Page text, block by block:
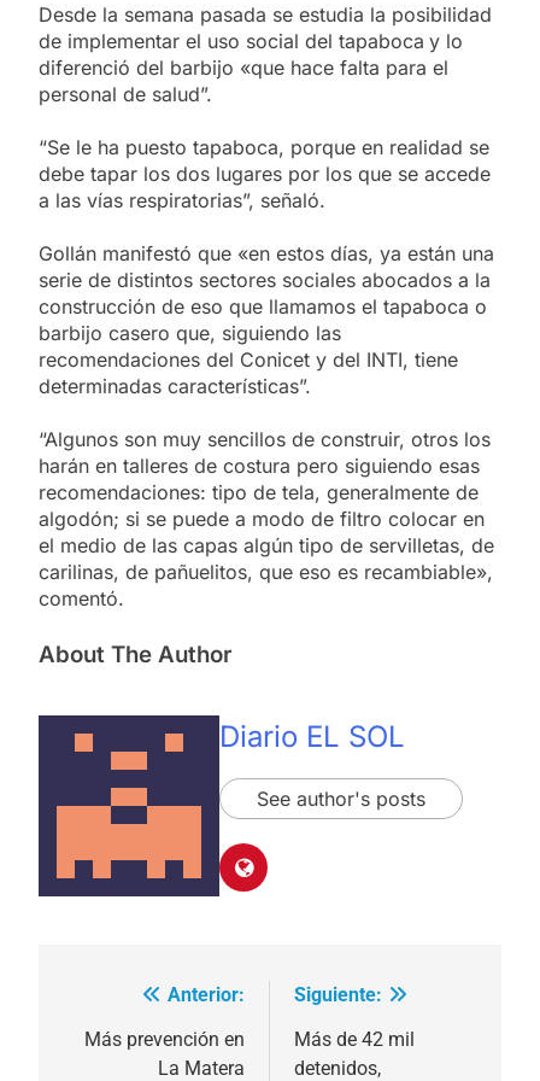
Desde la semana pasada se estudia la posibilidad
de implementar el uso social del tapaboca y lo
diferenció del barbijo «que hace falta para el
personal de salud”.
“Se le ha puesto tapaboca, porque en realidad se
debe tapar los dos lugares por los que se accede
a las vías respiratorias”, señaló.
Gollán manifestó que «en estos días, ya están una
serie de distintos sectores sociales abocados a la
construcción de eso que llamamos el tapaboca o
barbijo casero que, siguiendo las
recomendaciones del Conicet y del INTI, tiene
determinadas características”.
“Algunos son muy sencillos de construir, otros los
harán en talleres de costura pero siguiendo esas
recomendaciones: tipo de tela, generalmente de
algodón; si se puede a modo de filtro colocar en
el medio de las capas algún tipo de servilletas, de
carilinas, de pañuelitos, que eso es recambiable»,
comentó.
About The Author
Diario EL SOL
See author's posts
Navegación
de
Anterior:
Más prevención en
La Matera
Siguiente:
Más de 42 mil
detenidos,